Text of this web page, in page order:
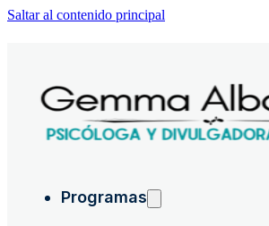
Saltar al contenido principal
Programas